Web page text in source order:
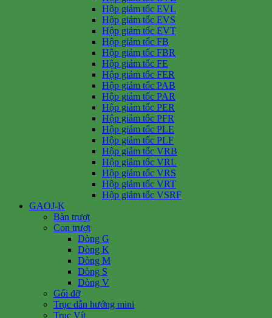
Hộp giảm tốc EVL
Hộp giảm tốc EVS
Hộp giảm tốc EVT
Hộp giảm tốc FB
Hộp giảm tốc FBR
Hộp giảm tốc FE
Hộp giảm tốc FER
Hộp giảm tốc PAB
Hộp giảm tốc PAR
Hộp giảm tốc PER
Hộp giảm tốc PFR
Hộp giảm tốc PLE
Hộp giảm tốc PLF
Hộp giảm tốc VRB
Hộp giảm tốc VRL
Hộp giảm tốc VRS
Hộp giảm tốc VRT
Hộp giảm tốc VSRF
GAOJ-K
Bàn trượt
Con trượt
Dòng G
Dòng K
Dòng M
Dòng S
Dòng V
Gối đỡ
Trục dẫn hướng mini
Trục Vít